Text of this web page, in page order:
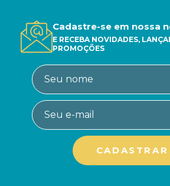
Cadastre-se em nossa
E RECEBA NOVIDADES,
PROMOÇÕES